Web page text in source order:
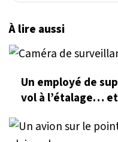
À lire aussi
Un employé de
vol à l’étalage…